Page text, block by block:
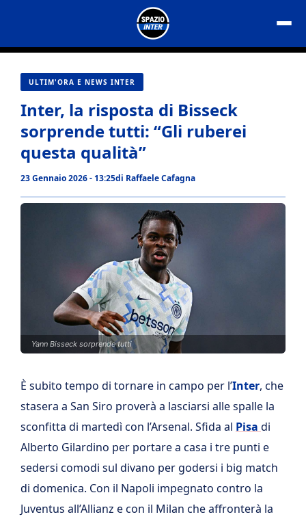
contenuto
ULTIM'ORA E NEWS INTER
Inter, la risposta di Bisseck
sorprende tutti: “Gli ruberei
questa qualità”
23 Gennaio 2026 - 13:25di Raffaele Cafagna
Yann Bisseck sorprende tutti
È subito tempo di tornare in campo per l’Inter, che
stasera a San Siro proverà a lasciarsi alle spalle la
sconfitta di martedì con l’Arsenal. Sfida al Pisa di
Alberto Gilardino per portare a casa i tre punti e
sedersi comodi sul divano per godersi i big match
di domenica. Con il Napoli impegnato contro la
Juventus all’Allianz e con il Milan che affronterà la